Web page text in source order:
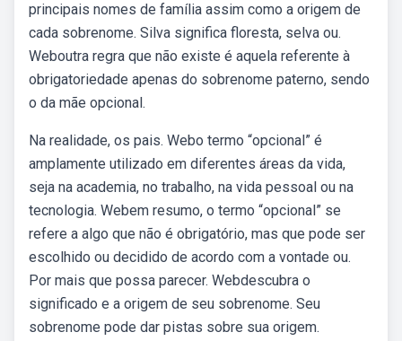
principais nomes de família assim como a origem de
cada sobrenome. Silva significa floresta, selva ou.
Weboutra regra que não existe é aquela referente à
obrigatoriedade apenas do sobrenome paterno, sendo
o da mãe opcional.
Na realidade, os pais. Webo termo “opcional” é
amplamente utilizado em diferentes áreas da vida,
seja na academia, no trabalho, na vida pessoal ou na
tecnologia. Webem resumo, o termo “opcional” se
refere a algo que não é obrigatório, mas que pode ser
escolhido ou decidido de acordo com a vontade ou.
Por mais que possa parecer. Webdescubra o
significado e a origem de seu sobrenome. Seu
sobrenome pode dar pistas sobre sua origem.